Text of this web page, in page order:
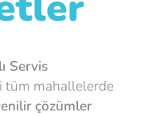
Servis
tüm mahallelerde
çözümler